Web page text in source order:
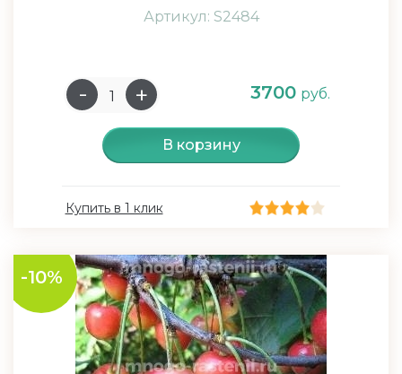
Артикул: S2484
3700 руб.
В корзину
Купить в 1 клик
-10%